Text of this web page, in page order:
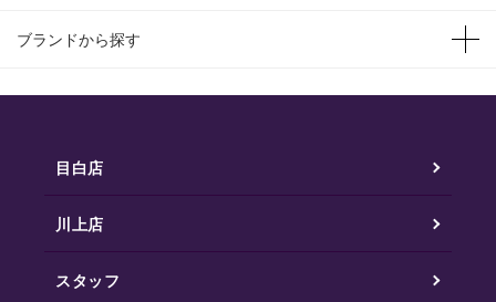
ブランドから探す
目白店
川上店
スタッフ